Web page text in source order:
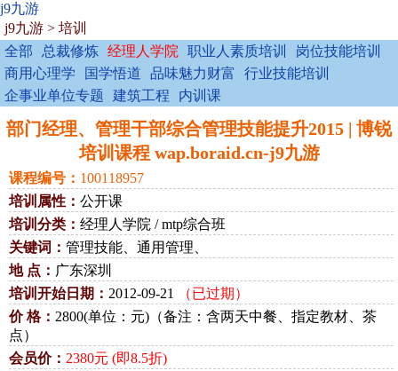
j9九游
j9九游 > 培训
全部
总裁修炼 经理人学院 职业人素质培训
岗位技能培训
商用心理学
国学悟道 品味魅力财富
行业技能培训
企事业单位专题
建筑工程 内训课
部门经理、管理干部综合管理技能提升2015 | 博锐
培训课程 wap.boraid.cn-j9九游
课程编号： 100118957
培训属性： 公开课
培训分类： 经理人学院 / mtp综合班
关键词： 管理技能、通用管理、
地 点： 广东深圳
培训开始日期： 2012-09-21
（已过期）
价 格： 2800(单位：元)（备注：含两天中餐、指定教材、茶
点）
会员价： 2380元 (即8.5折)